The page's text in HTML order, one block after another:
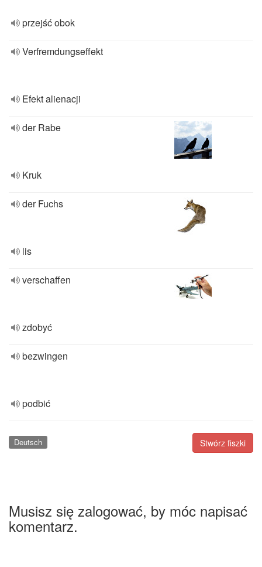
przejść obok
Verfremdungseffekt
Efekt alienacji
der Rabe
Kruk
der Fuchs
lis
verschaffen
zdobyć
bezwingen
podbić
Stwórz fiszki
Deutsch
Musisz się zalogować, by móc napisać
komentarz.